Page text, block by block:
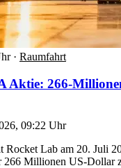
· Raumfahrt
Aktie: 266-
09:22 Uhr
Rocket Lab am 20. Juli
266 Millionen US-Dollar